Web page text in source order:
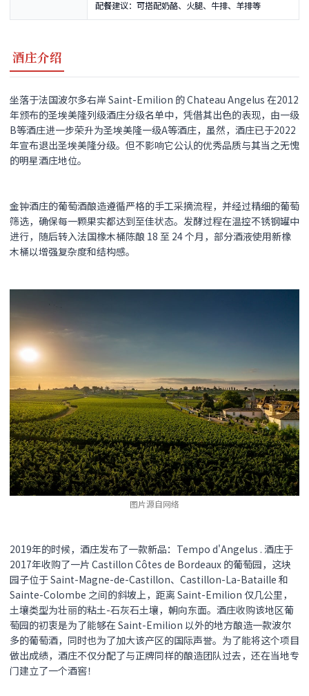
配餐建议：可搭配奶酪、火腿、牛排、羊排等
酒庄介绍
坐落于法国波尔多右岸 Saint-Emilion 的 Chateau Angelus 在2012
年颁布的圣埃美隆列级酒庄分级名单中，凭借其出色的表现，由一级
B等酒庄进一步荣升为圣埃美隆一级A等酒庄，虽然，酒庄已于2022
年宣布退出圣埃美隆分级。但不影响它公认的优秀品质与其当之无愧
的明星酒庄地位。
金钟酒庄的葡萄酒酿造遵循严格的手工采摘流程，并经过精细的葡萄
筛选，确保每一颗果实都达到至佳状态。发酵过程在温控不锈钢罐中
进行，随后转入法国橡木桶陈酿 18 至 24 个月，部分酒液使用新橡
木桶以增强复杂度和结构感。
图片源自网络
2019年的时候，酒庄发布了一款新品：Tempo d'Angelus . 酒庄于
2017年收购了一片 Castillon Côtes de Bordeaux 的葡萄园，这块
园子位于 Saint-Magne-de-Castillon、Castillon-La-Bataille 和
Sainte-Colombe 之间的斜坡上，距离 Saint-Emilion 仅几公里，
土壤类型为壮丽的粘土-石灰石土壤，朝向东面。酒庄收购该地区葡
萄园的初衷是为了能够在 Saint-Emilion 以外的地方酿造一款波尔
多的葡萄酒，同时也为了加大该产区的国际声誉。为了能将这个项目
做出成绩，酒庄不仅分配了与正牌同样的酿造团队过去，还在当地专
门建立了一个酒窖！